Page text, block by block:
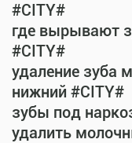
#CITY#
где вырывают
#CITY#
удаление зуба
нижний #CITY#
зубы под
удалить